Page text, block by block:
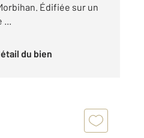
Édifiée sur un
du bien